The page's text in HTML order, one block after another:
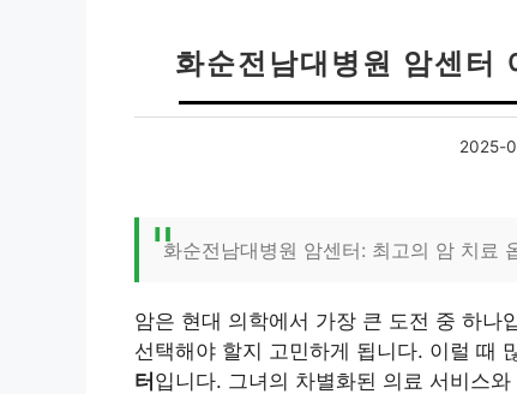
화순전남대병원 암센터
2025-
화순전남대병원 암센터: 최고의 암 치료
암은 현대 의학에서 가장 큰 도전 중 하나
선택해야 할지 고민하게 됩니다. 이럴 때
터 입니다. 그녀의 차별화된 의료 서비스